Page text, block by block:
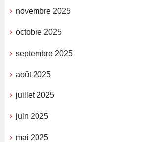
novembre 2025
octobre 2025
septembre 2025
août 2025
juillet 2025
juin 2025
mai 2025